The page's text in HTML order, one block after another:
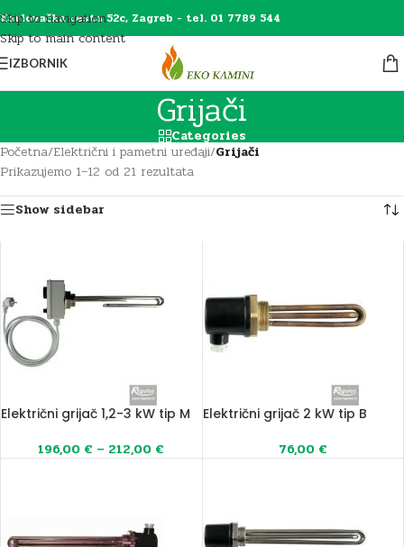
Skip to navigation
Skip to main content
Karlovačka cesta 52c, Zagreb - tel. 01 7789 544
IZBORNIK
Grijači
Categories
Početna/Električni i pametni uređaji/Grijači
Prikazujemo 1–12 od 21 rezultata
Show sidebar
Električni grijač 1,2-3 kW tip M
196,00 € – 212,00 €
Električni grijač 2 kW tip B
76,00 €